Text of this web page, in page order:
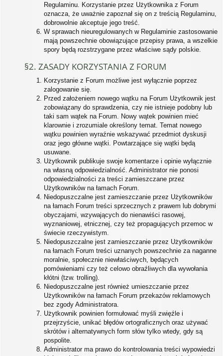
Regulaminu. Korzystanie przez Użytkownika z Forum
oznacza, że uważnie zapoznał się on z treścią Regulaminu,
dobrowolnie akceptuje jego treść.
W sprawach nieuregulowanych w Regulaminie zastosowanie
mają powszechnie obowiązujące przepisy prawa, a wszelkie
spory będą rozstrzygane przez właściwe sądy polskie.
§2. ZASADY KORZYSTANIA Z FORUM
Korzystanie z Forum możliwe jest wyłącznie poprzez
zalogowanie się.
Przed założeniem nowego wątku na Forum Użytkownik jest
zobowiązany do sprawdzenia, czy nie istnieje podobny lub
taki sam wątek na Forum. Nowy wątek powinien mieć
klarownie i zrozumiale określony temat. Temat nowego
wątku powinien wyraźnie wskazywać przedmiot dyskusji
oraz jego główne wątki. Powtarzające się wątki będą
usuwane.
Użytkownik publikuje swoje komentarze i opinie wyłącznie
na własną odpowiedzialność. Administrator nie ponosi
odpowiedzialności za treści zamieszczane przez
Użytkowników na łamach Forum.
Niedopuszczalne jest zamieszczanie przez Użytkowników
na łamach Forum treści sprzecznych z prawem lub dobrymi
obyczajami, wzywających do nienawiści rasowej,
wyznaniowej, etnicznej, czy też propagujących przemoc w
świecie rzeczywistym.
Niedopuszczalne jest zamieszczanie przez Użytkowników
na łamach Forum treści uznanych powszechnie za naganne
moralnie, społecznie niewłaściwych, będących
pomówieniami czy też celowo obraźliwych dla wywołania
kłótni (tzw. trolling).
Niedopuszczalne jest również umieszczanie przez
Użytkowników na łamach Forum przekazów reklamowych
bez zgody Administratora.
Użytkownik powinien formułować myśli zwięźle i
przejrzyście, unikać błędów ortograficznych oraz używać
skrótów i alternatywnych form słów tylko wtedy, gdy są
pospolite.
Administrator ma prawo do kontrolowania treści wypowiedzi